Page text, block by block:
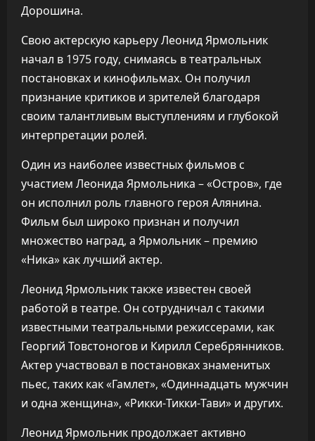
Дорошина.
Свою актерскую карьеру Леонид Ярмольник
начал в 1975 году, снимаясь в театральных
постановках и кинофильмах. Он получил
признание критиков и зрителей благодаря
своим талантливым выступлениям и глубокой
интерпретации ролей.
Один из наиболее известных фильмов с
участием Леонида Ярмольника – «Остров», где
он исполнил роль главного героя Алянина.
Фильм был широко признан и получил
множество наград, а Ярмольник – премию
«Ника» как лучший актер.
Леонид Ярмольник также известен своей
работой в театре. Он сотрудничал с такими
известными театральными режиссерами, как
Георгий Товстоногов и Кирилл Серебрянников.
Актер участвовал в постановках знаменитых
пьес, таких как «Гамлет», «Одиннадцать мужчин
и одна женщина», «Рикки-Тикки-Тави» и других.
Леонид Ярмольник продолжает активно